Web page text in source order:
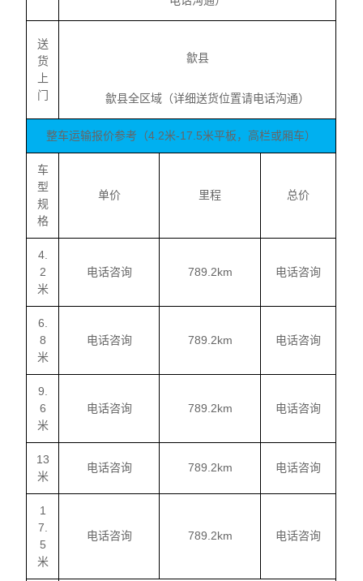
送
货
上
门
歙县
歙县全区域（详细送货位置请电话沟通）
整车运输报价参考（4.2米-17.5米平板，高栏或厢车）
车
型
规
格
单价 里程 总价
4.
2
米
电话咨询 789.2km 电话咨询
6.
8
米
电话咨询 789.2km 电话咨询
9.
6
米
电话咨询 789.2km 电话咨询
13
米
电话咨询 789.2km 电话咨询
1
7.
5
米
电话咨询 789.2km 电话咨询